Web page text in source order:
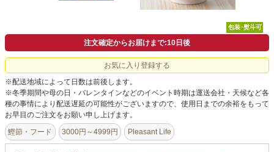
包装･熨斗可
注文確定からお届けまで:10日後
お気に入り登録する
※配送地域によって日数は前後します。
※冬季期間や母の日・バレンタインなどのイベント時期は運送会社・天候など各
種の事情により配送遅延の可能性がございますので、使用日までの余裕をもって
お早目のご注文をお願い申し上げます。
鰹節・フード 3000円～4999円 Pleasant Life